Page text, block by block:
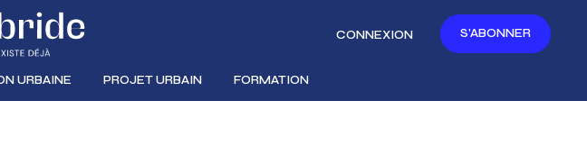
CONNEXION S'ABONNER
URBAINE PROJET URBAIN FORMATION